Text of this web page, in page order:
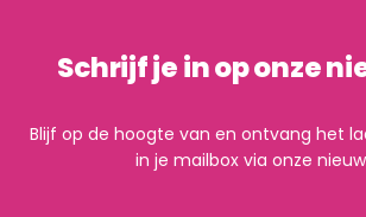
Schrijf je in op onze
Blijf op de hoogte van en ontvang het
in je mailbox via onze